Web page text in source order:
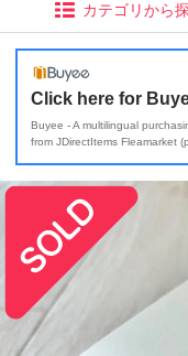
カテゴリから
Click here for
Buyee - A multilingual
from JDirectItems Fleamarket